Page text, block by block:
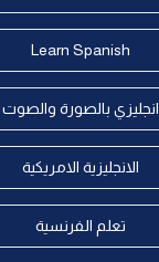
Learn Spanish
انجليزي بالصورة والصوت
الانجليزية الامريكية
تعلم الفرنسية